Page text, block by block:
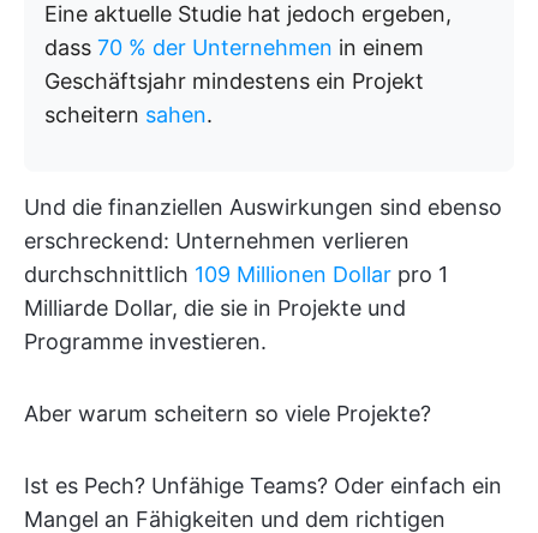
Eine aktuelle Studie hat jedoch ergeben,
dass 70 % der Unternehmen in einem
Geschäftsjahr mindestens ein Projekt
scheitern sahen.
Und die finanziellen Auswirkungen sind ebenso
erschreckend: Unternehmen verlieren
durchschnittlich 109 Millionen Dollar pro 1
Milliarde Dollar, die sie in Projekte und
Programme investieren.
Aber warum scheitern so viele Projekte?
Ist es Pech? Unfähige Teams? Oder einfach ein
Mangel an Fähigkeiten und dem richtigen